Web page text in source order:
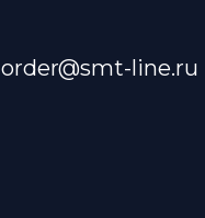
order@smt-line.ru